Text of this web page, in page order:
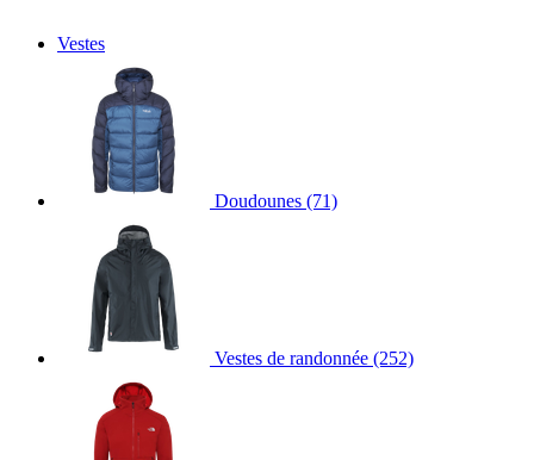
Vestes
Doudounes (71)
Vestes de randonnée (252)